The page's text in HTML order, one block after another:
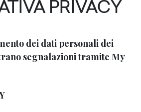
PRIVACY
dei dati personali dei
segnalazioni tramite My